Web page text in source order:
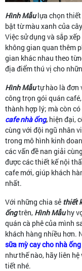
Hình Mẫulựa chọn thiết
bật từ màu xanh của
Việc sử dụng và sắp
không gian quan thêm
gian khác nhau theo
địa điểm thú vị cho
Hình Mẫutự hào là đơn
công trọn gói quán
thành hợp lý; mà còn
cafe nhà ống, hiện đại,
cùng với đội ngũ nhân
trong mô hình kinh
các vấn đề nan giải
được các thiết kế nội
cafe mới, giúp khách
nhất.
Với những chia sẻ thiết
ốngtrên, Hình Mẫuhy
quán cà phê của mình
khách hàng nhiều hơn.
sữa mỳ cay cho nhà
như thế nào, hãy liên
tiết nhé.